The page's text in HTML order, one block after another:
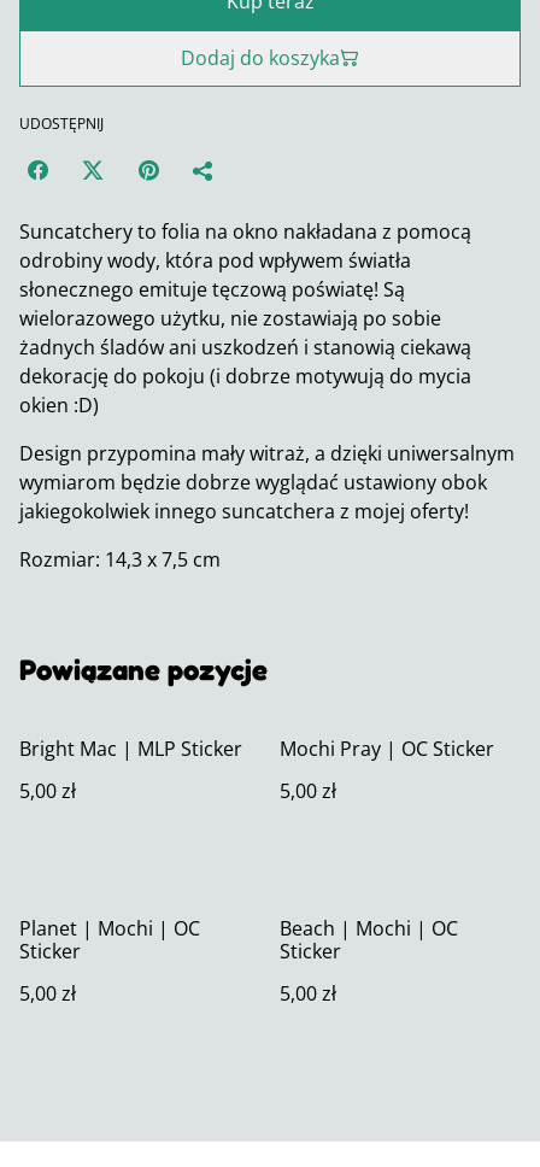
Dodaj do koszyka
UDOSTĘPNIJ
Suncatchery to folia na okno nakładana z pomocą
odrobiny wody, która pod wpływem światła
słonecznego emituje tęczową poświatę! Są
wielorazowego użytku, nie zostawiają po sobie
żadnych śladów ani uszkodzeń i stanowią ciekawą
dekorację do pokoju (i dobrze motywują do mycia
okien :D)
Design przypomina mały witraż, a dzięki uniwersalnym
wymiarom będzie dobrze wyglądać ustawiony obok
jakiegokolwiek innego suncatchera z mojej oferty!
Rozmiar: 14,3 x 7,5 cm
Powiązane pozycje
Bright Mac | MLP Sticker
5,00 zł
Mochi Pray | OC Sticker
5,00 zł
Planet | Mochi | OC
Sticker
5,00 zł
Beach | Mochi | OC
Sticker
5,00 zł